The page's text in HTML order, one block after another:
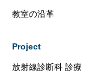
教室の沿革
Project
放射線診断科 診療